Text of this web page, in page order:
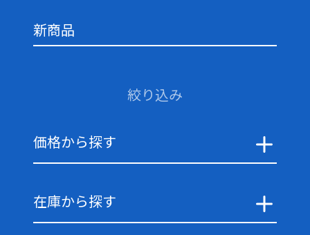
新商品
絞り込み
価格から探す
在庫から探す